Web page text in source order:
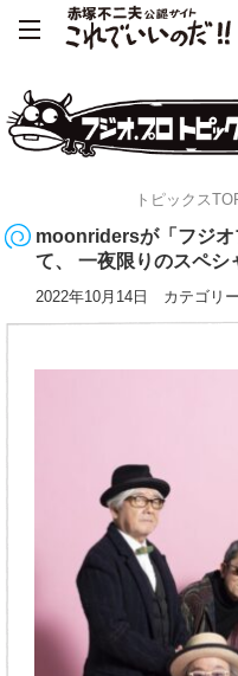
トピックス
moonridersが「フジオ
て、 一夜限りのスペシ
2022年10月14日 カテゴリー